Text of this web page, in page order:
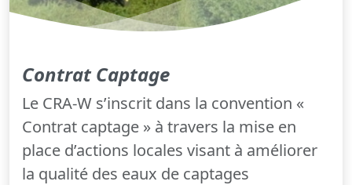
Contrat Captage
Le CRA-W s’inscrit dans la convention «
Contrat captage » à travers la mise en
place d’actions locales visant à améliorer
la qualité des eaux de captages